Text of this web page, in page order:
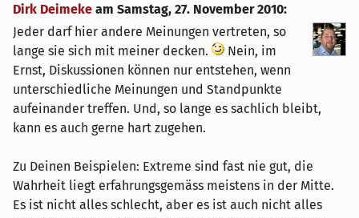
Dirk Deimeke am Samstag, 27. November 2010:
Jeder darf hier andere Meinungen vertreten, so
lange sie sich mit meiner decken.
Nein, im
Ernst, Diskussionen können nur entstehen, wenn
unterschiedliche Meinungen und Standpunkte
aufeinander treffen. Und, so lange es sachlich bleibt,
kann es auch gerne hart zugehen.
Zu Deinen Beispielen: Extreme sind fast nie gut, die
Wahrheit liegt erfahrungsgemäss meistens in der Mitte.
Es ist nicht alles schlecht, aber es ist auch nicht alles